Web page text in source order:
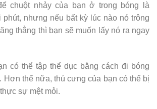
chuột nhảy của bạn ở trong bóng là
nhưng nếu bất kỳ lúc nào nó trông
thẳng thì bạn sẽ muốn lấy nó ra ngay
có thể tập thể dục bằng cách đi bóng
Hơn thế nữa, thú cưng của bạn có thể bị
sự mệt mỏi.